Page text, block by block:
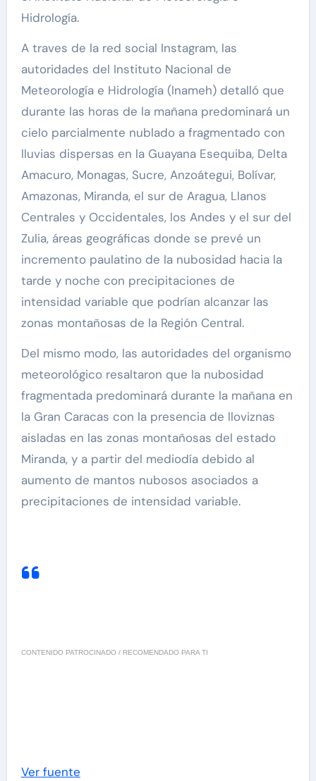
Hidrología.
A traves de la red social Instagram, las
autoridades del Instituto Nacional de
Meteorología e Hidrología (Inameh) detalló que
durante las horas de la mañana predominará un
cielo parcialmente nublado a fragmentado con
lluvias dispersas en la Guayana Esequiba, Delta
Amacuro, Monagas, Sucre, Anzoátegui, Bolívar,
Amazonas, Miranda, el sur de Aragua, Llanos
Centrales y Occidentales, los Andes y el sur del
Zulia, áreas geográficas donde se prevé un
incremento paulatino de la nubosidad hacia la
tarde y noche con precipitaciones de
intensidad variable que podrían alcanzar las
zonas montañosas de la Región Central.
Del mismo modo, las autoridades del organismo
meteorológico resaltaron que la nubosidad
fragmentada predominará durante la mañana en
la Gran Caracas con la presencia de lloviznas
aisladas en las zonas montañosas del estado
Miranda, y a partir del mediodía debido al
aumento de mantos nubosos asociados a
precipitaciones de intensidad variable.
CONTENIDO PATROCINADO / RECOMENDADO PARA TI
Ver fuente